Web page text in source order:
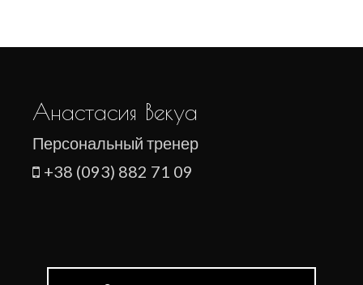
Анастасия Векуа
Персональный тренер
+38 (093) 882 71 09